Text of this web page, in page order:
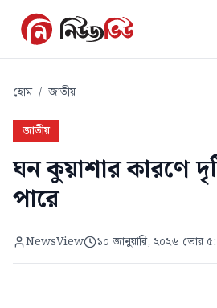
হোম / জাতীয়
জাতীয়
ঘন কুয়াশার কারণে
পারে
NewsView ১০ জানুয়ারি, ২০২৬ ভোর